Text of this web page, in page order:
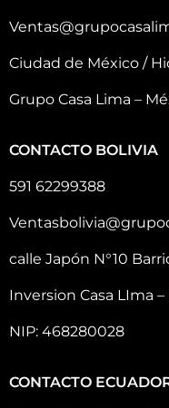
Ciudad de México /
Grupo Casa Lima –
CONTACTO BOLIVIA
591 62299388
calle Japón N°10
Inversion Casa LIma –
NIP: 468280028
CONTACTO